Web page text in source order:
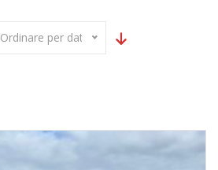
Ordinare per data